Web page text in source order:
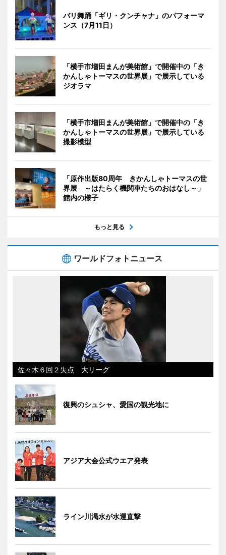
バリ舞踊「ギリ・クンチャナ」のパフォーマ
ンス（7月11日）
「横手市増田まんが美術館」で開催中の「き
かんしゃトーマスの世界展」で展示している
ジオラマ
「横手市増田まんが美術館」で開催中の「き
かんしゃトーマスの世界展」で展示している
撮影模型
「原作出版80周年 きかんしゃトーマスの世
界展 ～はたらく機関車たちのおはなし～」
館内の様子
もっと見る
ワールドフォトニュース
佐々木６回２失点 大リーグ
復興のシュシャ、愛国の観光地に
アジア大会公式ウエア発表
ライン川渇水が水運直撃